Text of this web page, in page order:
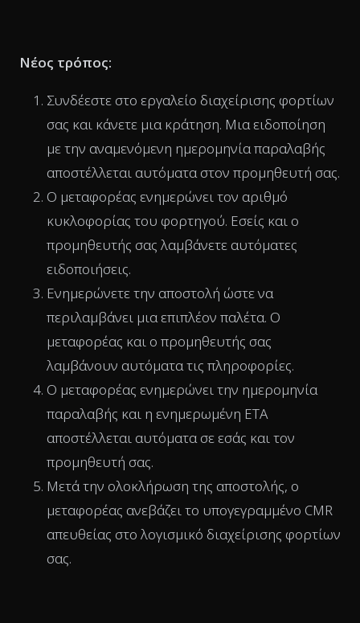
Νέος τρόπος:
Συνδέεστε στο εργαλείο διαχείρισης φορτίων
σας και κάνετε μια κράτηση. Μια ειδοποίηση
με την αναμενόμενη ημερομηνία παραλαβής
αποστέλλεται αυτόματα στον προμηθευτή σας.
Ο μεταφορέας ενημερώνει τον αριθμό
κυκλοφορίας του φορτηγού. Εσείς και ο
προμηθευτής σας λαμβάνετε αυτόματες
ειδοποιήσεις.
Ενημερώνετε την αποστολή ώστε να
περιλαμβάνει μια επιπλέον παλέτα. Ο
μεταφορέας και ο προμηθευτής σας
λαμβάνουν αυτόματα τις πληροφορίες.
Ο μεταφορέας ενημερώνει την ημερομηνία
παραλαβής και η ενημερωμένη ETA
αποστέλλεται αυτόματα σε εσάς και τον
προμηθευτή σας.
Μετά την ολοκλήρωση της αποστολής, ο
μεταφορέας ανεβάζει το υπογεγραμμένο CMR
απευθείας στο λογισμικό διαχείρισης φορτίων
σας.